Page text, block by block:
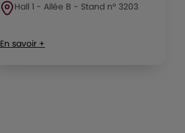
Hall 1 - Allée B - Stand n° 3203
En savoir +